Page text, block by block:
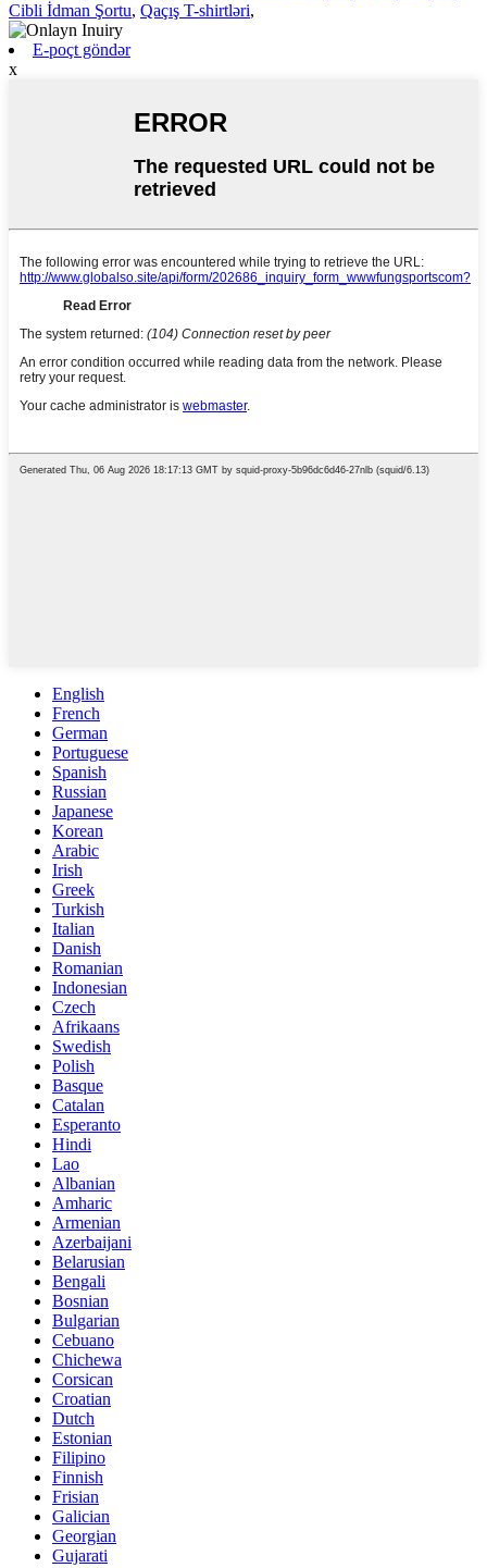
Cibli İdman Şortu, Qaçış T-shirtləri,
E-poçt göndər
x
English
French
German
Portuguese
Spanish
Russian
Japanese
Korean
Arabic
Irish
Greek
Turkish
Italian
Danish
Romanian
Indonesian
Czech
Afrikaans
Swedish
Polish
Basque
Catalan
Esperanto
Hindi
Lao
Albanian
Amharic
Armenian
Azerbaijani
Belarusian
Bengali
Bosnian
Bulgarian
Cebuano
Chichewa
Corsican
Croatian
Dutch
Estonian
Filipino
Finnish
Frisian
Galician
Georgian
Gujarati